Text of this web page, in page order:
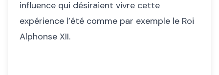
influence qui désiraient vivre cette
expérience l’été comme par exemple le Roi
Alphonse XII.